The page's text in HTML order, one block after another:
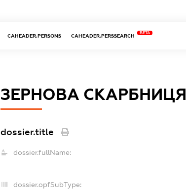
CAHEADER.PERSONS CAHEADER.PERSSEARCH
BETA
ЗЕРНОВА СКАРБНИЦЯ
dossier.title
dossier.fullName:
dossier.opfSubType: